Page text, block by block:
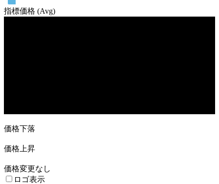
指標価格 (Avg)
価格下落
価格上昇
価格変更なし
ロゴ表示